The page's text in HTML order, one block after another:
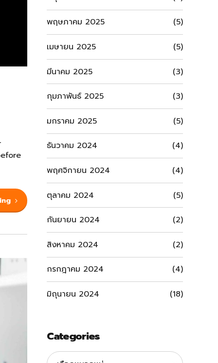
พฤษภาคม 2025 (5)
เมษายน 2025 (5)
มีนาคม 2025 (3)
กุมภาพันธ์ 2025 (3)
มกราคม 2025 (5)
ธันวาคม 2024 (4)
พฤศจิกายน 2024 (4)
ตุลาคม 2024 (5)
กันยายน 2024 (2)
สิงหาคม 2024 (2)
กรกฎาคม 2024 (4)
มิถุนายน 2024 (18)
Categories